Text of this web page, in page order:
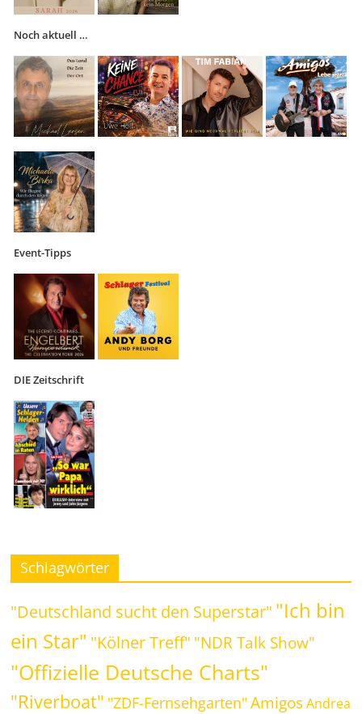
Noch aktuell …
Event-Tipps
DIE Zeitschrift
Schlagwörter
"Deutschland sucht den Superstar" "Ich bin
ein Star" "Kölner Treff" "NDR Talk Show"
"Offizielle Deutsche Charts"
"Riverboat" "ZDF-Fernsehgarten" Amigos Andrea